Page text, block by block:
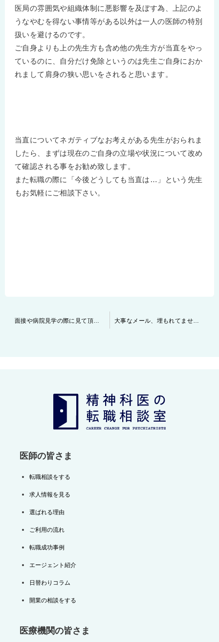
医局の雰囲気や組織体制に悪影響を及ぼす為、上記のよ
うなやむを得ない事情等がある以外は一人の医師の特別
扱いを避けるのです。
ご自身よりも上の先生方も含め他の先生方が当直をやっ
ているのに、自分だけ免除というのは先生ご自身におか
れまして肩身の狭い思いをされると思います。
当直についてネガティブなお考えがある先生がおられま
したら、まずは現在のご自身の立場や状況について改め
て確認される事をお勧め致します。
また転職の際に「今後どうしても当直は…」という先生
もお気軽にご相談下さい。
面接や病院見学の際に見て頂きたいポイント 大事なメール、埋もれてませんか？
医師の皆さま
転職相談をする
求人情報を見る
選ばれる理由
ご利用の流れ
転職成功事例
エージェント紹介
日替わりコラム
開業の相談をする
医療機関の皆さま